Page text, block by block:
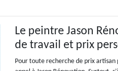
Le peintre Jason
de travail et prix
Pour toute recherche de prix artisan